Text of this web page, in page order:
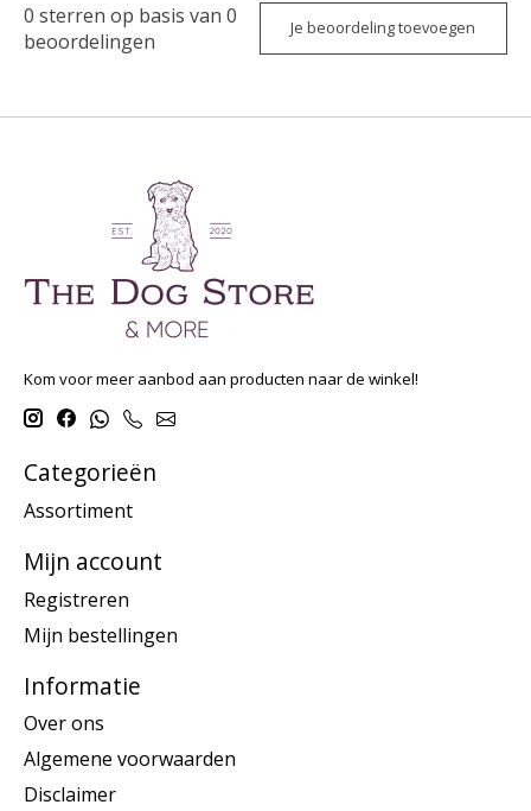
0 sterren op basis van 0
beoordelingen
Je beoordeling toevoegen
Kom voor meer aanbod aan producten naar de winkel!
Categorieën
Assortiment
Mijn account
Registreren
Mijn bestellingen
Informatie
Over ons
Algemene voorwaarden
Disclaimer